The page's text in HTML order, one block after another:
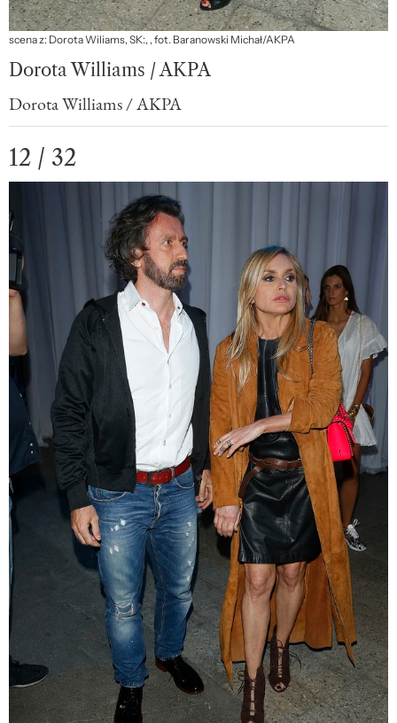
scena z: Dorota Wiliams, SK:, , fot. Baranowski Michał/AKPA
Dorota Williams / AKPA
Dorota Williams / AKPA
12 / 32